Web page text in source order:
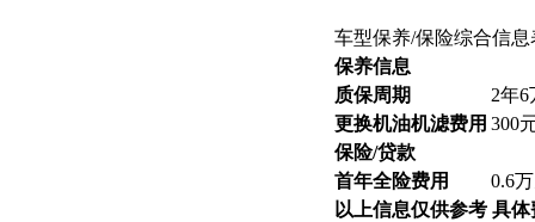
车型保养/保险综合信息
保养信息
质保周期
2年6
更换机油机滤费用 300
保险/贷款
首年全险费用
0.6
以上信息仅供参考 具